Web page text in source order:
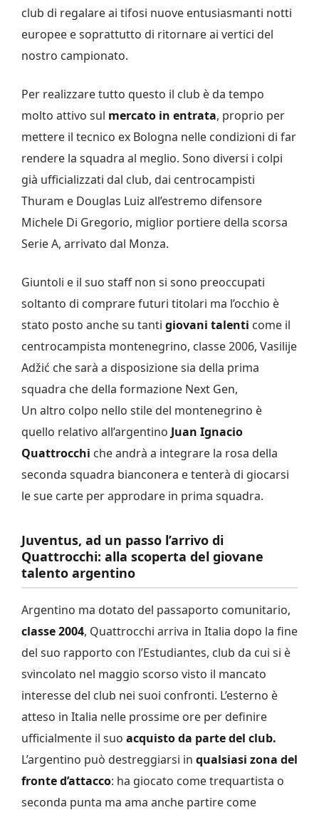
club di regalare ai tifosi nuove entusiasmanti notti
europee e soprattutto di ritornare ai vertici del
nostro campionato.
Per realizzare tutto questo il club è da tempo
molto attivo sul mercato in entrata, proprio per
mettere il tecnico ex Bologna nelle condizioni di far
rendere la squadra al meglio. Sono diversi i colpi
già ufficializzati dal club, dai centrocampisti
Thuram e Douglas Luiz all’estremo difensore
Michele Di Gregorio, miglior portiere della scorsa
Serie A, arrivato dal Monza.
Giuntoli e il suo staff non si sono preoccupati
soltanto di comprare futuri titolari ma l’occhio è
stato posto anche su tanti giovani talenti come il
centrocampista montenegrino, classe 2006, Vasilije
Adžić che sarà a disposizione sia della prima
squadra che della formazione Next Gen,
Un altro colpo nello stile del montenegrino è
quello relativo all’argentino Juan Ignacio
Quattrocchi che andrà a integrare la rosa della
seconda squadra bianconera e tenterà di giocarsi
le sue carte per approdare in prima squadra.
Juventus, ad un passo l’arrivo di
Quattrocchi: alla scoperta del giovane
talento argentino
Argentino ma dotato del passaporto comunitario,
classe 2004, Quattrocchi arriva in Italia dopo la fine
del suo rapporto con l’Estudiantes, club da cui si è
svincolato nel maggio scorso visto il mancato
interesse del club nei suoi confronti. L’esterno è
atteso in Italia nelle prossime ore per definire
ufficialmente il suo acquisto da parte del club.
L’argentino può destreggiarsi in qualsiasi zona del
fronte d’attacco: ha giocato come trequartista o
seconda punta ma ama anche partire come